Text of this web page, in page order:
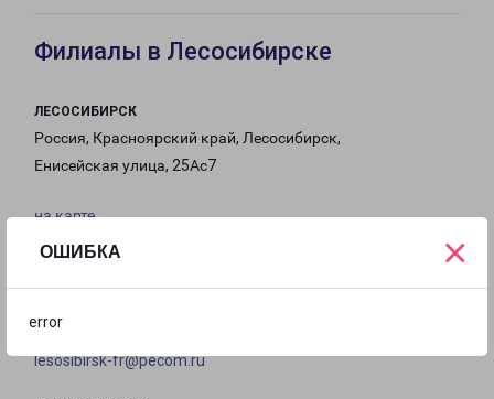
ОШИБКА
error
×
Филиалы в Лесосибирске
ЛЕСОСИБИРСК
Россия, Красноярский край, Лесосибирск,
Енисейская улица, 25Ас7
на карте
ТЕЛЕФОН
8(39145) 222-90
lesosibirsk-fr@pecom.ru